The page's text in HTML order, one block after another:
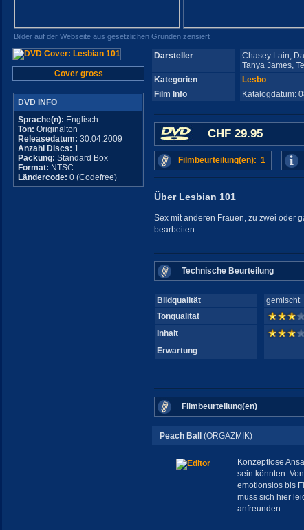
Bilder auf der Webseite aus gesetzlichen Gründen zensiert
Cover gross
DVD INFO
Sprache(n): Englisch
Ton: Originalton
Releasedatum: 30.04.2009
Anzahl Discs: 1
Packung: Standard Box
Format: NTSC
Ländercode: 0 (Codefree)
Darsteller
Chasey Lain,
Tanya James,
Kategorien
Lesbo
Film Info
Katalogdatum:
CHF 29.95
Filmbeurteilung(en): 1
Über Lesbian 101
Sex mit anderen Frauen, zu zwei oder
bearbeiten...
Technische Beurteilung
Bildqualität
gemischt
Tonqualität
Inhalt
Erwartung
-
Filmbeurteilung(en)
Peach Ball (ORGAZMIK)
Konzeptlose
sein könnten.
emotionslos bis
muss sich hier
anfreunden.